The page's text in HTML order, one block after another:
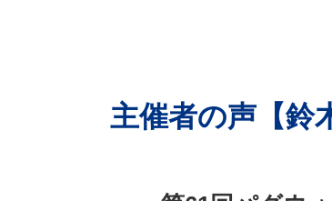
主催者の声【鈴